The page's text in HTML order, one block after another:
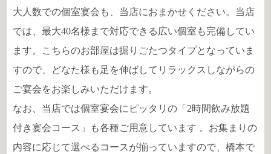
大人数での個室宴会も、当店におまかせください。当店
では、最大40名様まで対応できる広い個室も完備してい
ます。こちらのお部屋は掘りごたつタイプとなっていま
すので、どなた様も足を伸ばしてリラックスしながらの
ご宴会をお楽しみいただけます。
なお、当店では個室宴会にピッタリの「2時間飲み放題
付き宴会コース」も各種ご用意しています 。お集まりの
内容に応じて選べるコースが揃っていますので、橋本で